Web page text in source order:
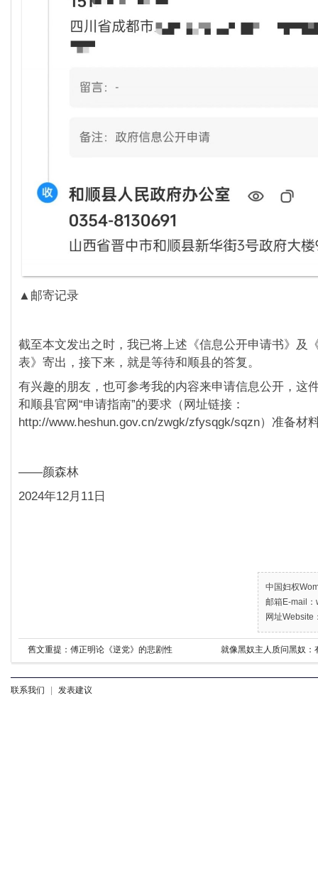
▲邮寄记录
截至本文发出之时，我已将上述《信息公开申请书》及
表》寄出，接下来，就是等待和顺县的答复。
有兴趣的朋友，也可参考我的内容来申请信息公开，这
和顺县官网“申请指南”的要求（网址链接：
http://www.heshun.gov.cn/zwgk/zfysqgk/sqzn）准备材
——颜森林
2024年12月11日
中国妇权
邮箱E-mail
网址Website
舊文重提：傅正明论《逆党》的悲剧性 就像黑奴主人质问黑奴：
联系我们 发表建议